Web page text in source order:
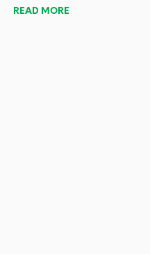
READ MORE